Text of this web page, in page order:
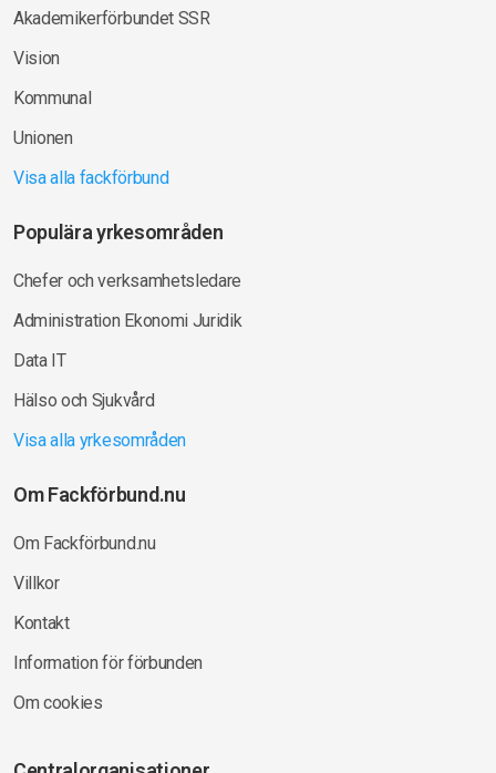
Akademikerförbundet SSR
Vision
Kommunal
Unionen
Visa alla fackförbund
Populära yrkesområden
Chefer och verksamhetsledare
Administration Ekonomi Juridik
Data IT
Hälso och Sjukvård
Visa alla yrkesområden
Om Fackförbund.nu
Om Fackförbund.nu
Villkor
Kontakt
Information för förbunden
Om cookies